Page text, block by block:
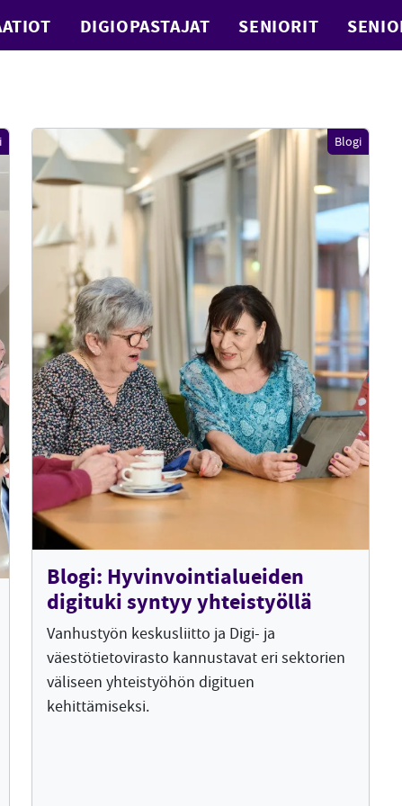
DIGIOPASTAJAT SENIORIT
Blogi
Blogi: Hyvinvointialueiden
digituki syntyy yhteistyöllä
Vanhustyön keskusliitto ja Digi- ja
väestötietovirasto kannustavat eri sektorien
väliseen yhteistyöhön digituen
kehittämiseksi.